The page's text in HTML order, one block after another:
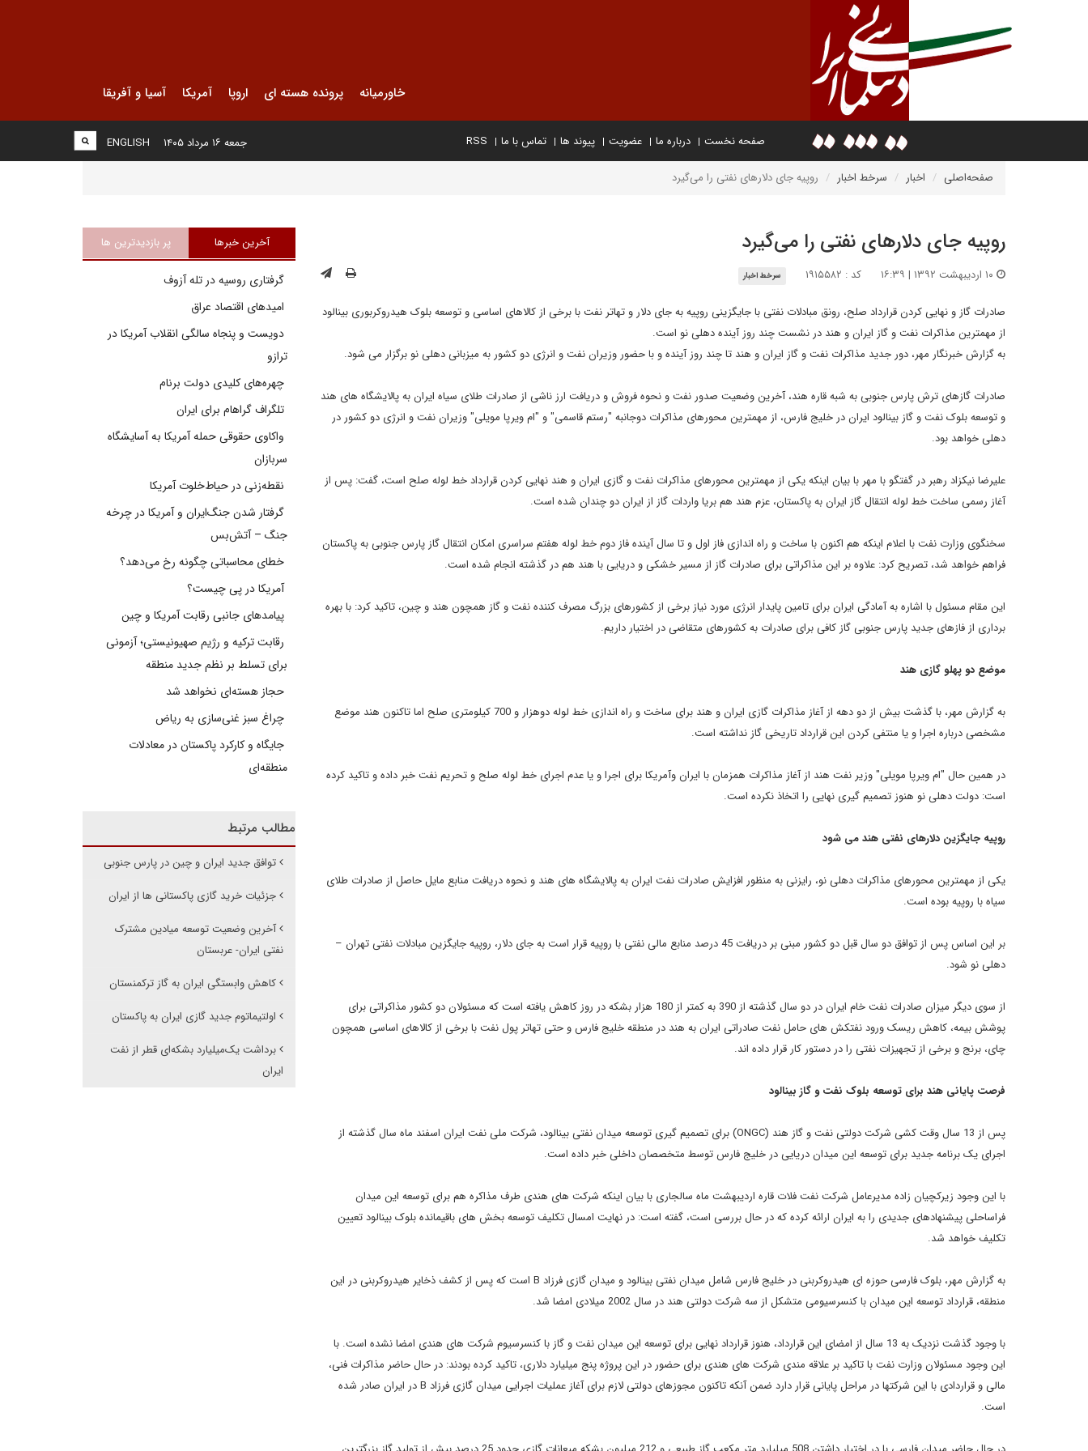
خاورمیانه پرونده هسته ای اروپا آمریکا آسیا و آفریقا
صفحه نخست درباره ما عضویت پیوند ها تماس با ما RSS
ENGLISH جمعه ۱۶ مرداد ۱۴۰۵
صفحه‌اصلی اخبار سرخط اخبار روپیه جای دلارهای نفتی را می‌گیرد
روپیه جای دلارهای نفتی را می‌گیرد
کد : ۱۹۱۵۵۸۲ سرخط اخبار
صادرات گاز و نهایی کردن قرارداد صلح، رونق مبادلات نفتی با جایگزینی روپیه به جای دلار و تهاتر نفت با برخی از کالاهای اساسی و توسعه بلوک هیدروکربوری بینالود
از مهمترین مذاکرات نفت و گاز ایران و هند در نشست چند روز آینده دهلی نو است.
به گزارش خبرنگار مهر، دور جدید مذاکرات نفت و گاز ایران و هند تا چند روز آینده و با حضور وزیران نفت و انرژی دو کشور به میزبانی دهلی نو برگزار می شود.
صادرات گازهای ترش پارس جنوبی به شبه قاره هند، آخرین وضعیت صدور نفت و نحوه فروش و دریافت ارز ناشی از صادرات طلای سیاه ایران به پالایشگاه های هند
و توسعه بلوک نفت و گاز بینالود ایران در خلیج فارس، از مهمترین محورهای مذاکرات دوجانبه "رستم قاسمی" و "ام ویرپا مویلی" وزیران نفت و انرژی دو کشور در
دهلی خواهد بود.
علیرضا نیکزاد رهبر در گفتگو با مهر با بیان اینکه یکی از مهمترین محورهای مذاکرات نفت و گازی ایران و هند نهایی کردن قرارداد خط لوله صلح است، گفت: پس از
آغاز رسمی ساخت خط لوله انتقال گاز ایران به پاکستان، عزم هند هم بریا واردات گاز از ایران دو چندان شده است.
سخنگوی وزارت نفت با اعلام اینکه هم اکنون با ساخت و راه اندازی فاز اول و تا سال آینده فاز دوم خط لوله هفتم سراسری امکان انتقال گاز پارس جنوبی به پاکستان
فراهم خواهد شد، تصریح کرد: علاوه بر این مذاکراتی برای صادرات گاز از مسیر خشکی و دریایی با هند هم در گذشته انجام شده است.
این مقام مسئول با اشاره به آمادگی ایران برای تامین پایدار انرژی مورد نیاز برخی از کشورهای بزرگ مصرف کننده نفت و گاز همچون هند و چین، تاکید کرد: با بهره
برداری از فازهای جدید پارس جنوبی گاز کافی برای صادرات به کشورهای متقاضی در اختیار داریم.
موضع دو پهلو گازی هند
به گزارش مهر، با گذشت بیش از دو دهه از آغاز مذاکرات گازی ایران و هند برای ساخت و راه اندازی خط لوله دوهزار و 700 کیلومتری صلح اما تاکنون هند موضع
مشخصی درباره اجرا و یا منتفی کردن این قرارداد تاریخی گاز نداشته است.
در همین حال "ام ویرپا مویلی" وزیر نفت هند از آغاز مذاکرات همزمان با ایران وآمریکا برای اجرا و یا عدم اجرای خط لوله صلح و تحریم نفت خبر داده و تاکید کرده
است: دولت دهلی نو هنوز تصمیم گیری نهایی را اتخاذ نکرده است.
روپیه جایگزین دلارهای نفتی هند می شود
یکی از مهمترین محورهای مذاکرات دهلی نو، رایزنی به منظور افزایش صادرات نفت ایران به پالایشگاه های هند و نحوه دریافت منابع مایل حاصل از صادرات طلای
سیاه با روپیه بوده است.
بر این اساس پس از توافق دو سال قبل دو کشور مبنی بر دریافت 45 درصد منابع مالی نفتی با روپیه قرار است به جای دلار، روپیه جایگزین مبادلات نفتی تهران –
دهلی نو شود.
از سوی دیگر میزان صادرات نفت خام ایران در دو سال گذشته از 390 به کمتر از 180 هزار بشکه در روز کاهش یافته است که مسئولان دو کشور مذاکراتی برای
پوشش بیمه، کاهش ریسک ورود نفتکش های حامل نفت صادراتی ایران به هند در منطقه خلیج فارس و حتی تهاتر پول نفت با برخی از کالاهای اساسی همچون
چای، برنج و برخی از تجهیزات نفتی را در دستور کار قرار داده اند.
فرصت پایانی هند برای توسعه بلوک نفت و گاز بینالود
پس از 13 سال وقت کشی شرکت دولتی نفت و گاز هند (ONGC) برای تصمیم گیری توسعه میدان نفتی بینالود، شرکت ملی نفت ایران اسفند ماه سال گذشته از
اجرای یک برنامه جدید برای توسعه این میدان دریایی در خلیج فارس توسط متخصصان داخلی خبر داده است.
با این وجود زیرکچیان زاده مدیرعامل شرکت نفت فلات قاره اردیبهشت ماه سالجاری با بیان اینکه شرکت های هندی طرف مذاکره هم برای توسعه این میدان
فراساحلی پیشنهادهای جدیدی را به ایران ارائه کرده که در حال بررسی است، گفته است: در نهایت امسال تکلیف توسعه بخش های باقیمانده بلوک بینالود تعیین
تکلیف خواهد شد.
به گزارش مهر، بلوک فارسی حوزه ای هیدروکربنی در خلیج فارس شامل میدان نفتی بینالود و میدان گازی فرزاد B است که پس از کشف ذخایر هیدروکربنی در این
منطقه، قرارداد توسعه این میدان با کنسرسیومی متشکل از سه شرکت دولتی هند در سال 2002 میلادی امضا شد.
با وجود گذشت نزدیک به 13 سال از امضای این قرارداد، هنوز قرارداد نهایی برای توسعه این میدان نفت و گاز با کنسرسیوم شرکت های هندی امضا نشده است. با
این وجود مسئولان وزارت نفت با تاکید بر علاقه مندی شرکت های هندی برای حضور در این پروژه پنج میلیارد دلاری، تاکید کرده بودند: در حال حاضر مذاکرات فنی،
مالی و قراردادی با این شرکتها در مراحل پایانی قرار دارد ضمن آنکه تاکنون مجوزهای دولتی لازم برای آغاز عملیات اجرایی میدان گازی فرزاد B در ایران صادر شده
است.
آخرین خبرها پر بازدیدترین ها
گرفتاری روسیه در تله آزوف
امیدهای اقتصاد عراق
دویست و پنجاه سالگی انقلاب آمریکا در
ترازو
چهره‌های کلیدی دولت برنام
تلگراف گراهام برای ایران
واکاوی حقوقی حمله آمریکا به آسایشگاه
سربازان
نقطه‌زنی در حیاط‌خلوت آمریکا
گرفتار شدن جنگ‌ایران و آمریکا در چرخه
جنگ – آتش‌بس
خطای محاسباتی چگونه رخ می‌دهد؟
آمریکا در پی چیست؟
پیامدهای جانبی رقابت آمریکا و چین
رقابت ترکیه و رژیم صهیونیستی؛ آزمونی
برای تسلط بر نظم جدید منطقه
حجاز هسته‌ای نخواهد شد
چراغ سبز غنی‌سازی به ریاض
جایگاه و کارکرد پاکستان در معادلات
منطقه‌ای
مطالب مرتبط
توافق جدید ایران و چین در پارس‌ جنوبی
جزئیات خرید گازی پاکستانی ها از ایران
آخرین وضعیت توسعه میادین مشترک
نفتی ایران- عربستان
کاهش وابستگی ایران به گاز ترکمنستان
اولتیماتوم جدید گازی ایران به پاکستان
برداشت یک‌میلیارد بشکه‌ای قطر از نفت
ایران